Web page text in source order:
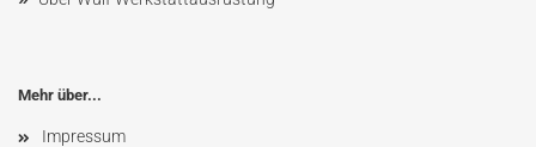
Mehr über...
Impressum